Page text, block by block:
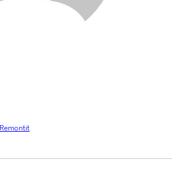
Remontit